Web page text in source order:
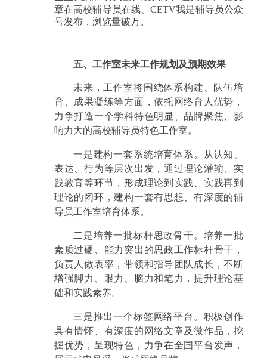
章在高校辅导员在线、CETV我是辅导员公众
号发布，浏览量破万。
五、工作室未来工作规划及预期效果
未来，工作室将围绕体系构建、队伍培
育、成果凝练等方面，依托网络育人优势，
力争打造一个学科特色明显、品牌聚焦、影
响力大的高校辅导员特色工作室。
一是建构一套系统培育体系。从认知、
表达、行为等层次出发，通过理论灌输、实
践教育等环节，形成理论到实践、实践再到
理论的闭环，建构一套有思想、有深度的辅
导员工作室培育体系。
二是培养一批标杆思政骨干。培养一批
素质过硬、能力突出的思政工作标杆骨干，
负责人做表率，带领和指导团队成长，不断
增强脚力、眼力、脑力和笔力，提升理论基
础和实践素养。
三是推出一个标签网络平台。积极创作
具有情怀、有深度的网络文章及微作品，挖
掘优势，呈现特色，力争在全国平台发声，